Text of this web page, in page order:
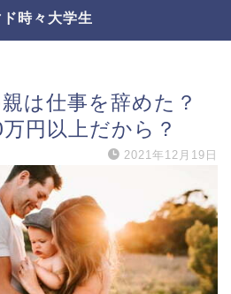
ド時々大学生
は仕事を辞めた？
円以上だから？
2021年12月19日